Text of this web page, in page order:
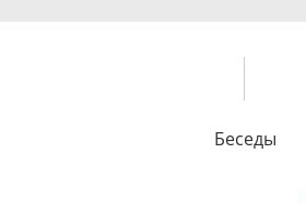
Беседы